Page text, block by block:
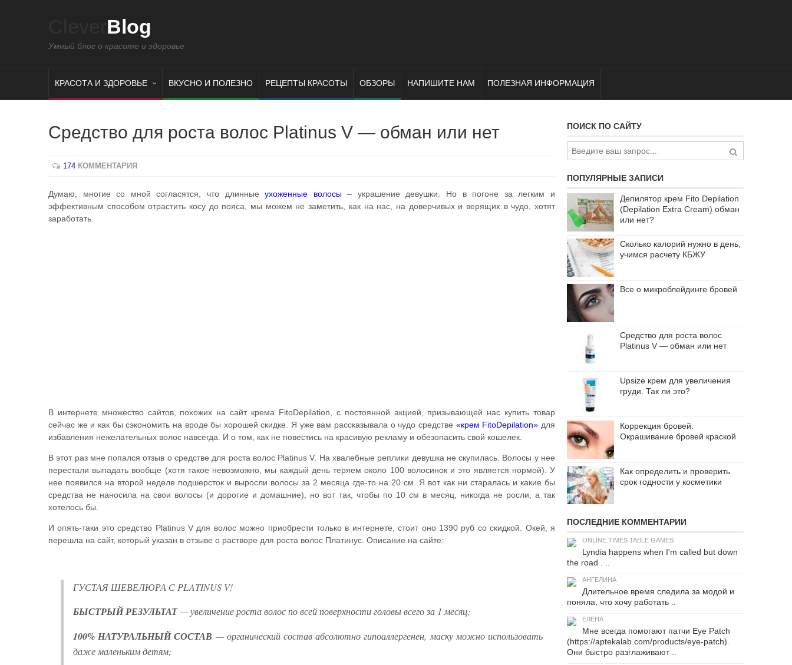
Blog
Умный блог о красоте и здоровье
КРАСОТА И ЗДОРОВЬЕ ВКУСНО И ПОЛЕЗНО РЕЦЕПТЫ КРАСОТЫ ОБЗОРЫ НАПИШИТЕ НАМ ПОЛЕЗНАЯ ИНФОРМАЦИЯ
Средство для роста волос Platinus V — обман или нет
174 КОММЕНТАРИЯ
Думаю, многие со мной согласятся, что длинныеухоженные волосы– украшение девушки. Но в погоне за легким и
эффективным способом отрастить косу до пояса, мы можем не заметить, как на нас, на доверчивых и верящих в чудо, хотят
заработать.
В интернете множество сайтов, похожих на сайт крема FitoDepilation, с постоянной акцией, призывающей нас купить товар
сейчас же и как бы сэкономить на вроде бы хорошей скидке. Я уже вам рассказывала о чудо средстве «крем FitoDepilation» для
избавления нежелательных волос навсегда. И о том, как не повестись на красивую рекламу и обезопасить свой кошелек.
В этот раз мне попался отзыв о средстве для роста волос Platinus V. На хвалебные реплики девушка не скупилась. Волосы у нее
перестали выпадать вообще (хотя такое невозможно, мы каждый день теряем около 100 волосинок и это является нормой). У
нее появился на второй неделе подшерсток и выросли волосы за 2 месяца где-то на 20 см. Я вот как ни старалась и какие бы
средства не наносила на свои волосы (и дорогие и домашние), но вот так, чтобы по 10 см в месяц, никогда не росли, а так
хотелось бы.
И опять-таки это средство Platinus V для волос можно приобрести только в интернете, стоит оно 1390 руб со скидкой. Окей, я
перешла на сайт, который указан в отзыве о растворе для роста волос Платинус. Описание на сайте:
ГУСТАЯ ШЕВЕЛЮРА С PLATINUS V!
БЫСТРЫЙ РЕЗУЛЬТАТ— увеличение роста волос по всей поверхности головы всего за 1 месяц;
100% НАТУРАЛЬНЫЙ СОСТАВ — органический состав абсолютно гипоаллергенен, маску можно использовать
даже маленьким детям;
ПОИСК ПО САЙТУ
ПОПУЛЯРНЫЕ ЗАПИСИ
Депилятор крем Fito Depilation
(Depilation Extra Cream) обман
или нет?
Сколько калорий нужно в день,
учимся расчету КБЖУ
Все о микроблейдинге бровей
Средство для роста волос
Platinus V — обман или нет
Upsize крем для увеличения
груди. Так ли это?
Коррекция бровей.
Окрашивание бровей краской
Как определить и проверить
срок годности у косметики
ПОСЛЕДНИЕ КОММЕНТАРИИ
ONLINE TIMES TABLE GAMES
Lyndia happens when I'm called but down
the road . ..
АНГЕЛИНА
Длительное время следила за модой и
поняла, что хочу работать ..
ЕЛЕНА
Мне всегда помогают патчи Eye Patch
(https://aptekalab.com/products/eye-patch).
Они быстро разглаживают ..